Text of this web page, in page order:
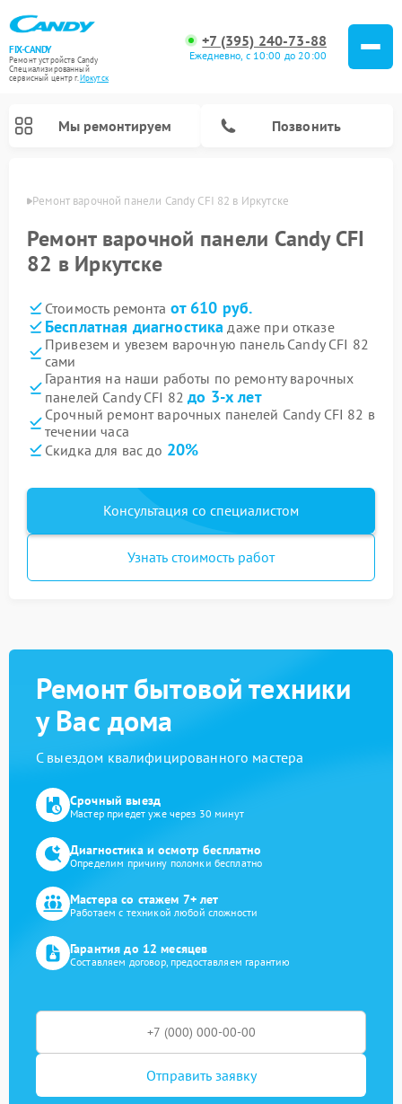
FIX-CANDY
Ремонт устройств Candy
Специализированный
cервисный центр г.Иркутск
+7 (395) 240-73-88
Ежедневно, с 10:00 до 20:00
Мы ремонтируем Позвонить
Ремонт варочной панели Candy CFI 82 в Иркутске
Ремонт варочной панели Candy CFI
82 в Иркутске
Стоимость ремонта от 610 руб.
Бесплатная диагностика даже при отказе
Привезем и увезем варочную панель Candy CFI 82
сами
Гарантия на наши работы по ремонту варочных
панелей Candy CFI 82до 3-х лет
Срочный ремонт варочных панелей Candy CFI 82 в
течении часа
Скидка для вас до 20%
Консультация со специалистом
Узнать стоимость работ
Ремонт бытовой техники
у Вас дома
С выездом квалифицированного мастера
Срочный выезд
Мастер приедет уже через 30 минут
Диагностика и осмотр бесплатно
Определим причину поломки бесплатно
Мастера со стажем 7+ лет
Работаем с техникой любой сложности
Гарантия до 12 месяцев
Составляем договор, предоставляем гарантию
Отправить заявку